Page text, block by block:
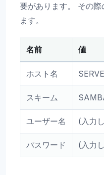
要があります。 その際
ます。
名前 値
ホスト名
スキーム
ユーザー名 (入力
パスワード (入力